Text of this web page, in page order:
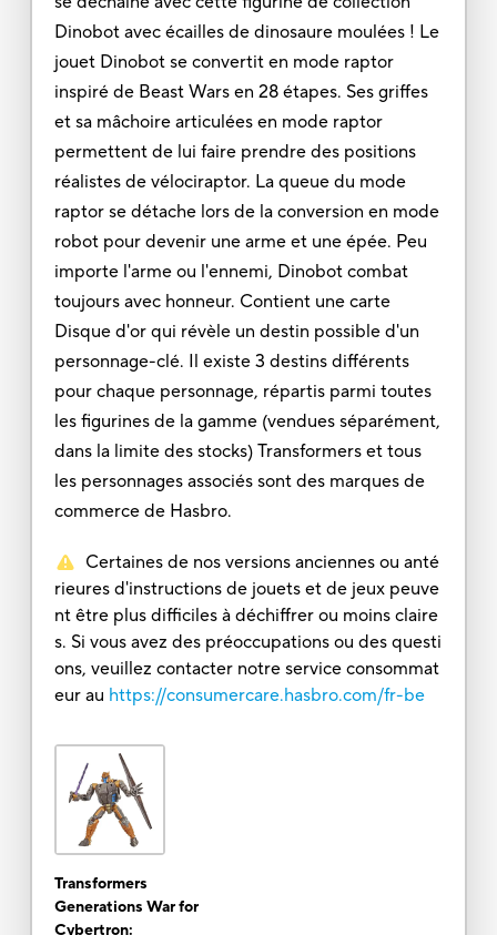
Dinobot avec écailles de dinosaure moulées ! Le
jouet Dinobot se convertit en mode raptor
inspiré de Beast Wars en 28 étapes. Ses griffes
et sa mâchoire articulées en mode raptor
permettent de lui faire prendre des positions
réalistes de vélociraptor. La queue du mode
raptor se détache lors de la conversion en mode
robot pour devenir une arme et une épée. Peu
importe l'arme ou l'ennemi, Dinobot combat
toujours avec honneur. Contient une carte
Disque d'or qui révèle un destin possible d'un
personnage-clé. Il existe 3 destins différents
pour chaque personnage, répartis parmi toutes
les figurines de la gamme (vendues séparément,
dans la limite des stocks) Transformers et tous
les personnages associés sont des marques de
commerce de Hasbro.
Certaines de nos versions anciennes ou anté
rieures d'instructions de jouets et de jeux peuve
nt être plus difficiles à déchiffrer ou moins claire
s. Si vous avez des préoccupations ou des questi
ons, veuillez contacter notre service consommat
eur au https://consumercare.hasbro.com/fr-be
Transformers
Generations War for
Cybertron: